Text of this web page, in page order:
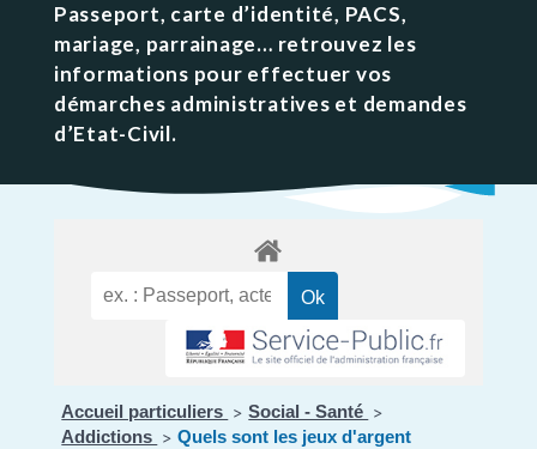
Passeport, carte d’identité, PACS,
mariage, parrainage… retrouvez les
informations pour effectuer vos
démarches administratives et demandes
d’Etat-Civil.
Accueil particuliers > Social - Santé >
Addictions > Quels sont les jeux d'argent